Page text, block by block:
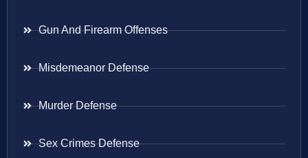
Gun And Firearm Offenses
Misdemeanor Defense
Murder Defense
Sex Crimes Defense